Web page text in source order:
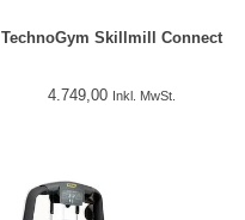
TechnoGym Skillmill Connect
4.749,00 Inkl. MwSt.